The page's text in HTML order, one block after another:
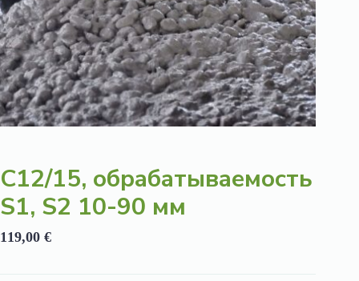
C12/15, обрабатываемость
S1, S2 10-90 мм
119,00 €